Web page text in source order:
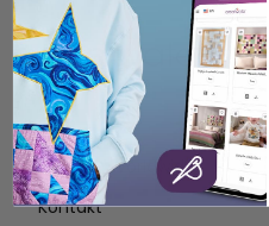
OM
Om SVP Worldwide
Kontakt